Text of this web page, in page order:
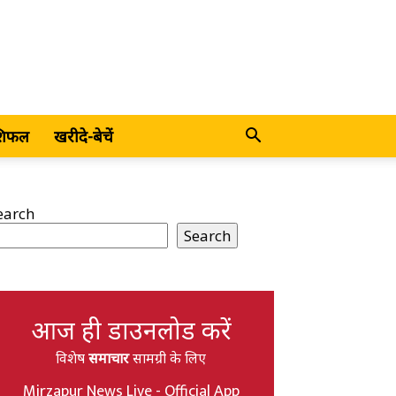
खरीदे-बेचें
Search
आज ही डाउनलोड करें
विशेषसमाचारसामग्री के लिए